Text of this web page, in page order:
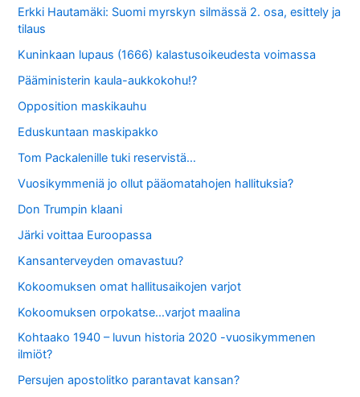
Erkki Hautamäki: Suomi myrskyn silmässä 2. osa, esittely ja
tilaus
Kuninkaan lupaus (1666) kalastusoikeudesta voimassa
Pääministerin kaula-aukkokohu!?
Opposition maskikauhu
Eduskuntaan maskipakko
Tom Packalenille tuki reservistä…
Vuosikymmeniä jo ollut pääomatahojen hallituksia?
Don Trumpin klaani
Järki voittaa Euroopassa
Kansanterveyden omavastuu?
Kokoomuksen omat hallitusaikojen varjot
Kokoomuksen orpokatse…varjot maalina
Kohtaako 1940 – luvun historia 2020 -vuosikymmenen
ilmiöt?
Persujen apostolitko parantavat kansan?